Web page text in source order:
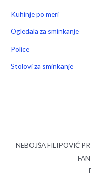
Kuhinje po meri
Ogledala za sminkanje
Police
Stolovi za sminkanje
NEBOJŠA FILIPOVIĆ